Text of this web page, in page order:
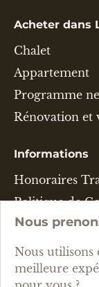
Acheter dans
Chalet
Appartement
Programme
Rénovation et
Informations
Honoraires
Politique de
Mentions
Gestion des
Langue
Nous
Nous utilisons
meilleure